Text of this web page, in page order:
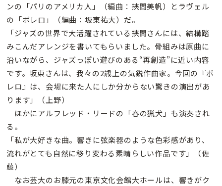
ンの「パリのアメリカ人」（編曲：挾間美帆）とラヴェル
の「ボレロ」（編曲：坂東祐大）だ。
「ジャズの世界で大活躍されている挾間さんには、結構踏
みこんだアレンジを書いてもらいました。骨組みは原曲に
沿いながら、ジャズっぽい遊びのある“再創造”に近い内容
です。坂東さんは、我々の2歳上の気鋭作曲家。今回の『ボ
レロ』は、会場に来た人にしか分からない驚きの演出があ
ります」（上野）
ほかにアルフレッド・リードの「春の猟犬」も演奏され
る。
「私が大好きな曲。響きに弦楽器のような色彩感があり、
流れがとても自然に移り変わる素晴らしい作品です」（佐
藤）
なお芸大のお膝元の東京文化会館大ホールは、響きがク